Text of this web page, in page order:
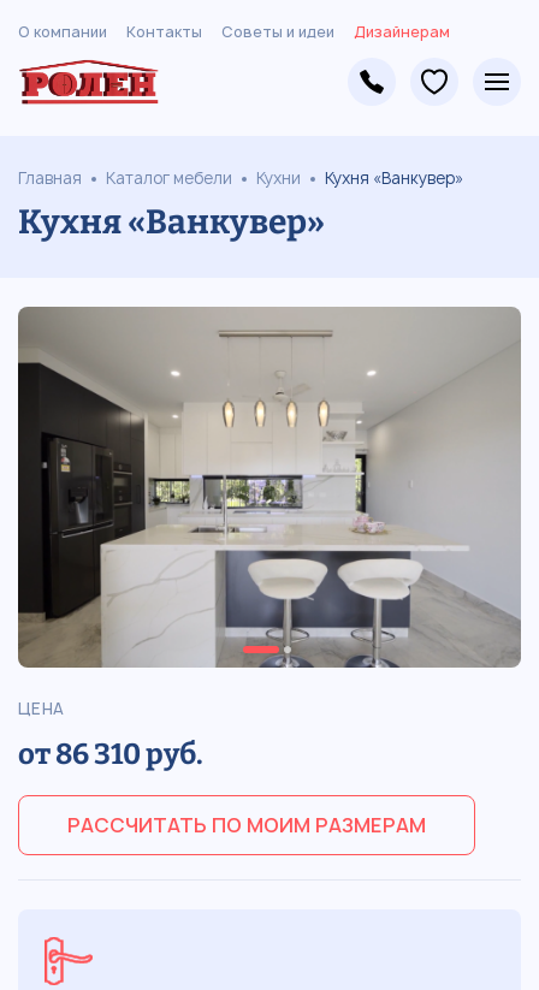
О компании Контакты Советы и идеи Дизайнерам
Главная Каталог мебели Кухни Кухня «Ванкувер»
Кухня «Ванкувер»
ЦЕНА
от 86 310 руб.
РАССЧИТАТЬ ПО МОИМ РАЗМЕРАМ